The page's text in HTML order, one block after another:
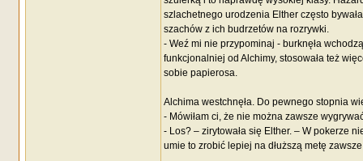
szlachetnego urodzenia Elther często
szachów z ich budrzetów na rozrywki.
- Weź mi nie przypominaj - burknęła
funkcjonalniej od Alchimy, stosowała też
sobie papierosa.
Alchima westchnęła. Do pewnego stopnia
- Mówiłam ci, że nie można zawsze
- Los? – zirytowała się Elther. – W pokerze
umie to zrobić lepiej na dłuższą metę